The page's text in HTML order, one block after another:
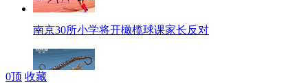
南京30所小学将开橄榄球课家长反对
0顶 收藏